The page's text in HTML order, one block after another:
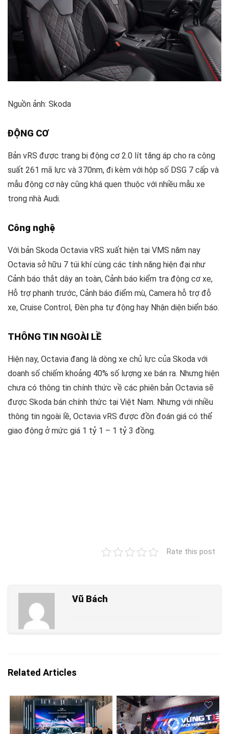
Nguồn ảnh: Skoda
ĐỘNG CƠ
Bản vRS được trang bị động cơ 2.0 lít tăng áp cho ra công
suất 261 mã lực và 370nm, đi kèm với hộp số DSG 7 cấp và
mẫu động cơ này cũng khá quen thuộc với nhiều mẫu xe
trong nhà Audi.
Công nghệ
Với bản Skoda Octavia vRS xuất hiện tại VMS năm nay
Octavia sở hữu 7 túi khí cùng các tính năng hiện đại như
Cảnh báo thắt dây an toàn, Cảnh báo kiểm tra động cơ xe,
Hỗ trợ phanh trước, Cảnh báo điểm mù, Camera hỗ trợ đỗ
xe, Cruise Control, Đèn pha tự động hay Nhận diện biển báo.
THÔNG TIN NGOÀI LỀ
Hiện nay, Octavia đang là dòng xe chủ lực của Skoda với
doanh số chiếm khoảng 40% số lượng xe bán ra. Nhưng hiện
chưa có thông tin chính thức về các phiên bản Octavia sẽ
được Skoda bán chính thức tại Việt Nam. Nhưng với nhiều
thông tin ngoài lề, Octavia vRS được đồn đoán giá có thể
giao động ở mức giá 1 tỷ 1 – 1 tỷ 3 đồng.
Rate this post
Vũ Bách
Related Articles